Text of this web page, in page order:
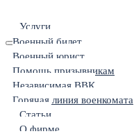
Услуги
Военный билет
Военный юрист
Помощь призывникам
Независимая ВВК
Горячая линия военкомата
Статьи
О фирме